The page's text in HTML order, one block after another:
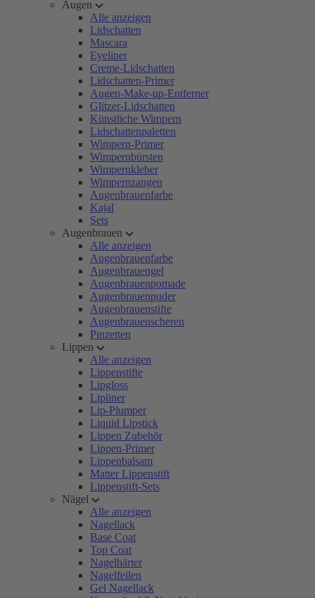
Augen
Alle anzeigen
Lidschatten
Mascara
Eyeliner
Creme-Lidschatten
Lidschatten-Primer
Augen-Make-up-Entferner
Glitzer-Lidschatten
Künstliche Wimpern
Lidschattenpaletten
Wimpern-Primer
Wimpernbürsten
Wimpernkleber
Wimpernzangen
Augenbrauenfarbe
Kajal
Sets
Augenbrauen
Alle anzeigen
Augenbrauenfarbe
Augenbrauengel
Augenbrauenpomade
Augenbrauenpuder
Augenbrauenstifte
Augenbrauenscheren
Pinzetten
Lippen
Alle anzeigen
Lippenstifte
Lipgloss
Lipliner
Lip-Plumper
Liquid Lipstick
Lippen Zubehör
Lippen-Primer
Lippenbalsam
Matter Lippenstift
Lippenstift-Sets
Nägel
Alle anzeigen
Nagellack
Base Coat
Top Coat
Nagelhärter
Nagelfeilen
Gel Nagellack